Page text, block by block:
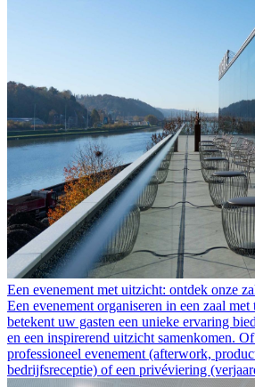
Een evenement met uitzicht: ontdek onze
Een evenement organiseren in een zaal
betekent uw gasten een unieke ervaring
en een inspirerend uitzicht samenkomen.
professioneel evenement (afterwork,
bedrijfsreceptie) of een privéviering